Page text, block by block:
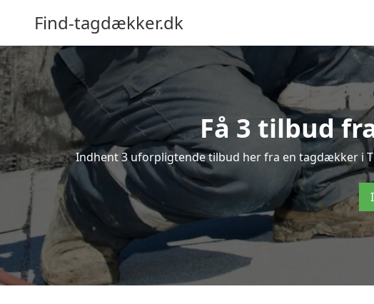
Find-tagdækker.dk
Få 3 tilbud
Indhent 3 uforpligtende tilbud her fra en tagdækker i